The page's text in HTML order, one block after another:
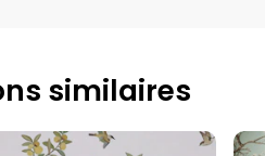
similaires